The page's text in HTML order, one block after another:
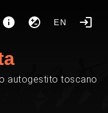
EN
autogestito toscano